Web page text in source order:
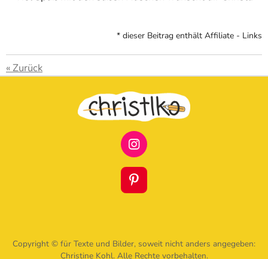
* dieser Beitrag enthält Affiliate - Links
« Zurück
I
N
S
T
A
M
P
I
R
Copyright © für Texte und Bilder, soweit nicht anders angegeben:
Christine Kohl. Alle Rechte vorbehalten.